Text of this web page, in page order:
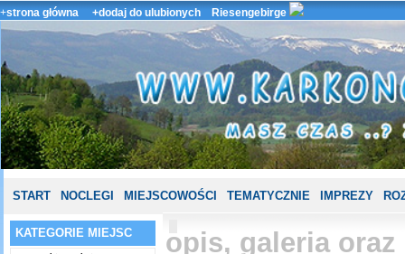
+strona główna +dodaj do ulubionych Riesengebirge
START NOCLEGI MIEJSCOWOŚCI TEMATYCZNIE IMPREZY
KATEGORIE MIEJSC
opis, galeria oraz